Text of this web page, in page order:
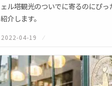
ェル塔観光のついでに寄るのにぴ
紹介します。
投
稿
日:
2022-04-19